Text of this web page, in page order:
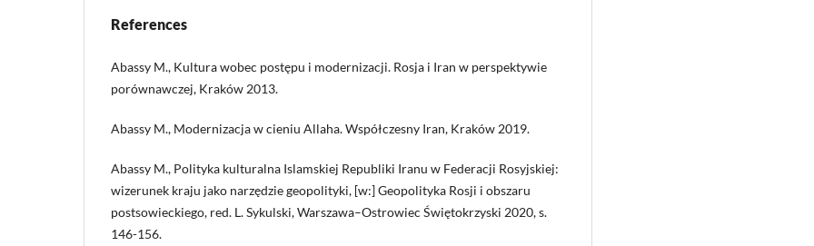
References
Abassy M., Kultura wobec postępu i modernizacji. Rosja i Iran w perspektywie
porównawczej, Kraków 2013.
Abassy M., Modernizacja w cieniu Allaha. Współczesny Iran, Kraków 2019.
Abassy M., Polityka kulturalna Islamskiej Republiki Iranu w Federacji Rosyjskiej:
wizerunek kraju jako narzędzie geopolityki, [w:] Geopolityka Rosji i obszaru
postsowieckiego, red. L. Sykulski, Warszawa–Ostrowiec Świętokrzyski 2020, s.
146-156.